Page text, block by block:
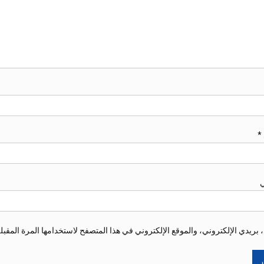
*
الإلكتروني، والموقع الإلكتروني في هذا المتصفح لاستخدامها المرة